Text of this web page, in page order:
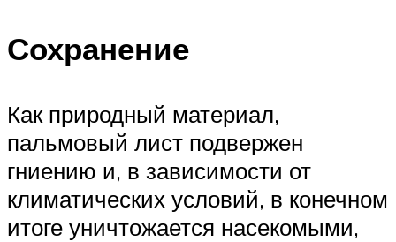
Сохранение
Как природный материал,
пальмовый лист подвержен
гниению и, в зависимости от
климатических условий, в конечном
итоге уничтожается насекомыми,